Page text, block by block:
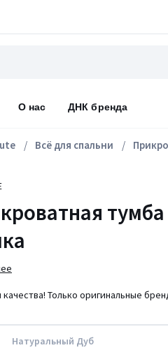
О нас ДНК бренда
Всё для спальни
качества! Только оригинальные
Натуральный Дуб